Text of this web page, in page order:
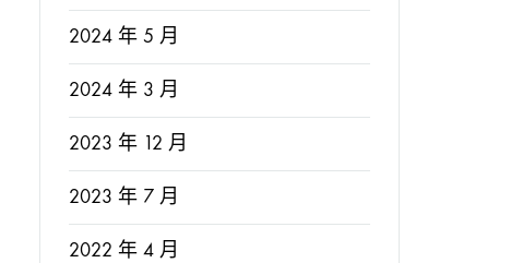
2024 年 5 月
2024 年 3 月
2023 年 12 月
2023 年 7 月
2022 年 4 月